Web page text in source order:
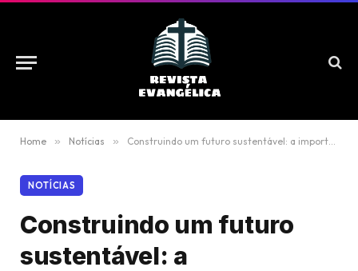
Home » Notícias » Construindo um futuro sustentável: a importância da parceria entre diferentes segmentos
NOTÍCIAS
Construindo um futuro
sustentável: a